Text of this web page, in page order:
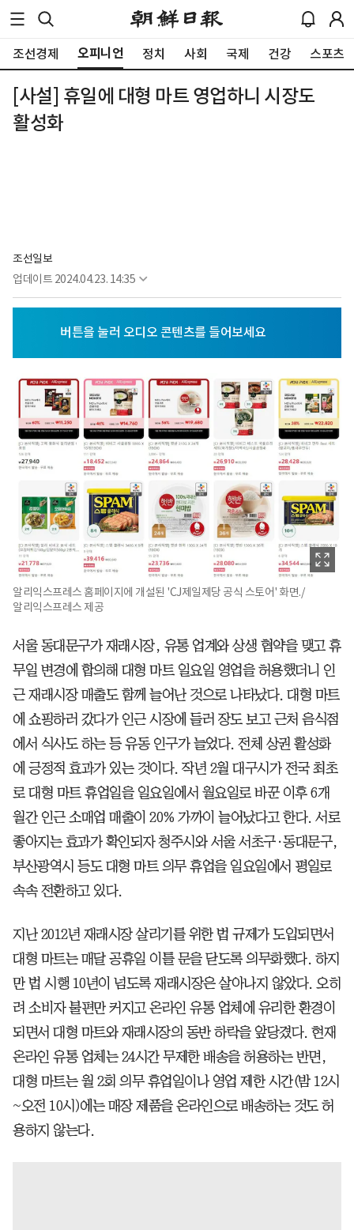
조선경제 오피니언 정치 사회 국제 건강 스포츠
[사설] 휴일에 대형 마트 영업하니 시장도
활성화
조선일보
업데이트 2024.04.23. 14:35
알리익스프레스 홈페이지에 개설된 'CJ제일제당 공식 스토어' 화면./
알리익스프레스 제공
서울 동대문구가 재래시장, 유통 업계와 상생 협약을 맺고 휴
무일 변경에 합의해 대형 마트 일요일 영업을 허용했더니 인
근 재래시장 매출도 함께 늘어난 것으로 나타났다. 대형 마트
에 쇼핑하러 갔다가 인근 시장에 들러 장도 보고 근처 음식점
에서 식사도 하는 등 유동 인구가 늘었다. 전체 상권 활성화
에 긍정적 효과가 있는 것이다. 작년 2월 대구시가 전국 최초
로 대형 마트 휴업일을 일요일에서 월요일로 바꾼 이후 6개
월간 인근 소매업 매출이 20% 가까이 늘어났다고 한다. 서로
좋아지는 효과가 확인되자 청주시와 서울 서초구·동대문구,
부산광역시 등도 대형 마트 의무 휴업을 일요일에서 평일로
속속 전환하고 있다.
지난 2012년 재래시장 살리기를 위한 법 규제가 도입되면서
대형 마트는 매달 공휴일 이틀 문을 닫도록 의무화했다. 하지
만 법 시행 10년이 넘도록 재래시장은 살아나지 않았다. 오히
려 소비자 불편만 커지고 온라인 유통 업체에 유리한 환경이
되면서 대형 마트와 재래시장의 동반 하락을 앞당겼다. 현재
온라인 유통 업체는 24시간 무제한 배송을 허용하는 반면,
대형 마트는 월 2회 의무 휴업일이나 영업 제한 시간(밤 12시
~오전 10시)에는 매장 제품을 온라인으로 배송하는 것도 허
용하지 않는다.